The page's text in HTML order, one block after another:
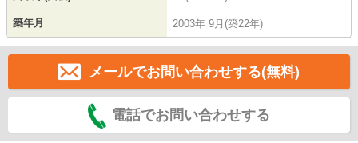
築年月 2003年 9月(築22年)
メールでお問い合わせする(無料)
電話でお問い合わせする